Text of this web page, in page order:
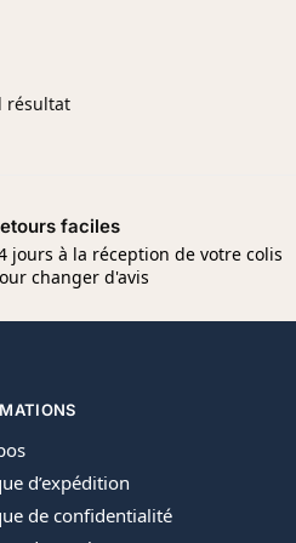
résultat
faciles
jours à la réception de votre colis
changer d'avis
d’expédition
de confidentialité